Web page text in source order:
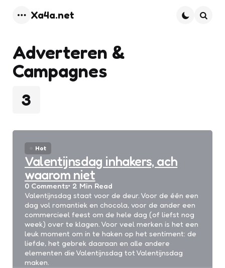
Xa4a.net
3
Adverteren &
Campagnes
Hot
Valentijnsdag inhakers, ach
waarom niet
0 Comments 2 Min Read
Valentijnsdag staat voor de deur. Voor de één een
dag vol romantiek en chocola, voor de ander een
commercieel feest om de hele dag (of liefst nog
week) over te klagen. Voor veel merken is het een
leuk moment om in te haken op het sentiment: de
liefde, het gebrek daaraan en alle andere
elementen die Valentijnsdag tot Valentijnsdag
maken.